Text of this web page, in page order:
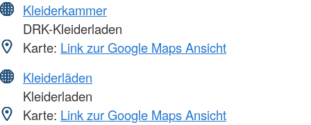
Kleiderkammer
DRK-Kleiderladen
Karte: Link zur Google Maps Ansicht
Kleiderläden
Kleiderladen
Karte: Link zur Google Maps Ansicht